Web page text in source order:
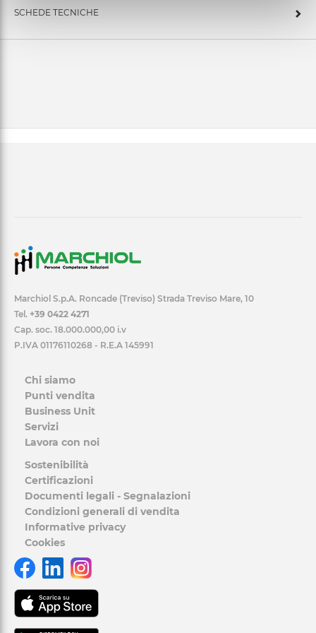
SCHEDE TECNICHE
Marchiol S.p.A. Roncade (Treviso) Strada Treviso Mare, 10
Tel. +39 0422 4271
Cap. soc. 18.000.000,00 i.v
P.IVA 01176110268 - R.E.A 145991
Chi siamo
Punti vendita
Business Unit
Servizi
Lavora con noi
Sostenibilità
Certificazioni
Documenti legali - Segnalazioni
Condizioni generali di vendita
Informative privacy
Cookies